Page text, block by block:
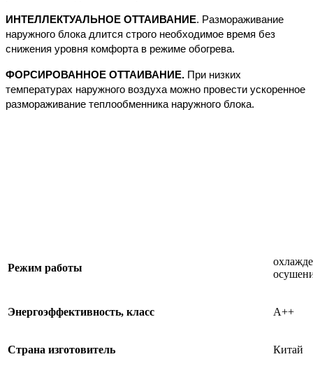
ИНТЕЛЛЕКТУАЛЬНОЕ ОТТАИВАНИЕ. Размораживание
наружного блока длится строго необходимое время без
снижения уровня комфорта в режиме обогрева.
ФОРСИРОВАННОЕ ОТТАИВАНИЕ. При низких
температурах наружного воздуха можно провести ускоренное
размораживание теплообменника наружного блока.
Режим работы
Энергоэффективность, класс А++
Страна изготовитель Китай